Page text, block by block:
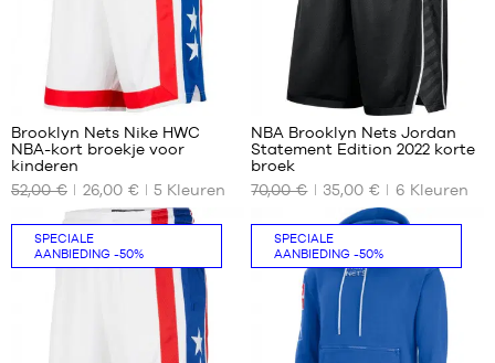
jaar
110-
116
cm
ONZE
MATEN
XL -
kind
71
Brooklyn Nets Nike HWC
NBA-kort broekje voor
kinderen
52,00 €
26,00 € 5 Kleuren
ONZE
MATEN
S
NBA Brooklyn Nets Jordan
Statement Edition 2022 korte
broek
70,00 €
35,00 € 6 Kleuren
SPECIALE
AANBIEDING -50%
SPECIALE
AANBIEDING -50%